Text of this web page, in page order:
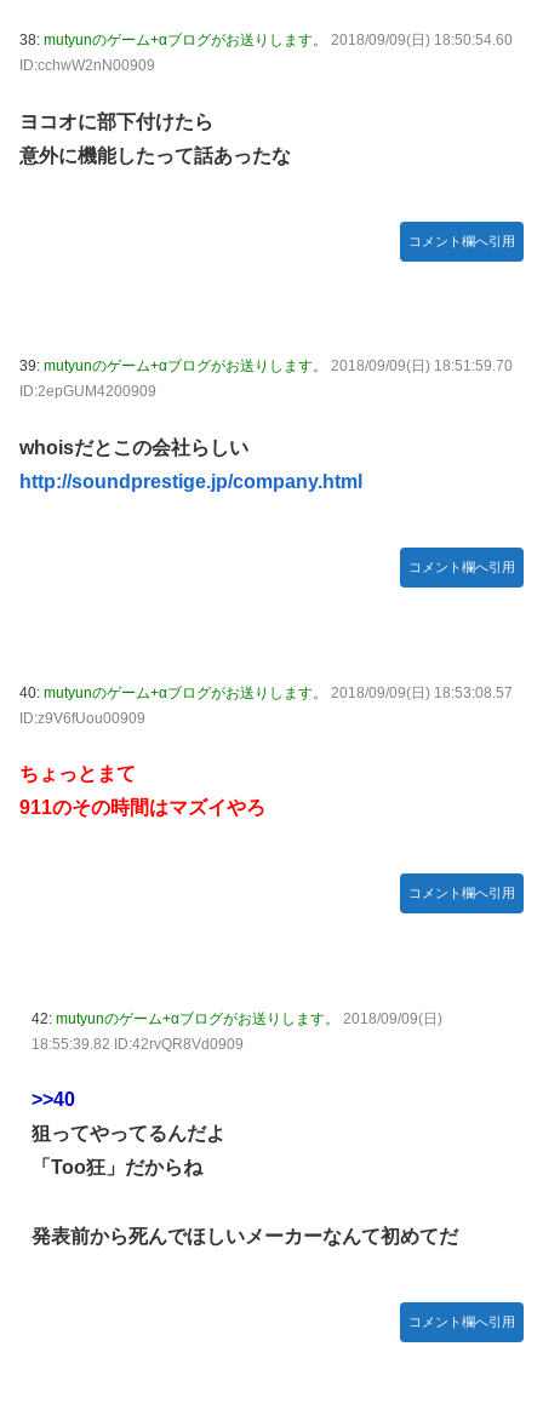
38: mutyunのゲーム+αブログがお送りします。
2018/09/09(日) 18:50:54.60
ID:cchwW2nN00909
ヨコオに部下付けたら
意外に機能したって話あったな
コメント欄へ引用
39: mutyunのゲーム+αブログがお送りします。
2018/09/09(日) 18:51:59.70
ID:2epGUM4200909
whoisだとこの会社らしい
http://soundprestige.jp/company.html
コメント欄へ引用
40: mutyunのゲーム+αブログがお送りします。
2018/09/09(日) 18:53:08.57
ID:z9V6fUou00909
ちょっとまて
911のその時間はマズイやろ
コメント欄へ引用
42: mutyunのゲーム+αブログがお送りします。
2018/09/09(日)
18:55:39.82 ID:42rvQR8Vd0909
>>40
狙ってやってるんだよ
「Too狂」だからね
発表前から死んでほしいメーカーなんて初めてだ
コメント欄へ引用